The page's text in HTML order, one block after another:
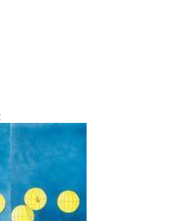
city" at Joan Miró's